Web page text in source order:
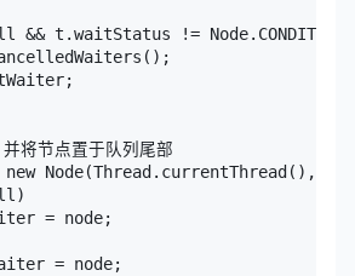
&& t.waitStatus !=
将节点置于队列尾部
Node(Thread.currentThread(),
= node;
= node;